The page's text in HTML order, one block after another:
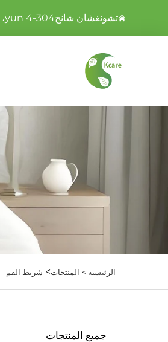
تشونغشان شانجyun 4-304، منطقة يوهوا، شيجياتشوانغ، خبي، الصين
الرئيسية > المنتجات> شريط الفم
جميع المنتجات